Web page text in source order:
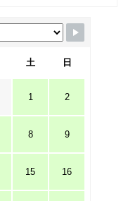
土 日
1 2
8 9
15 16